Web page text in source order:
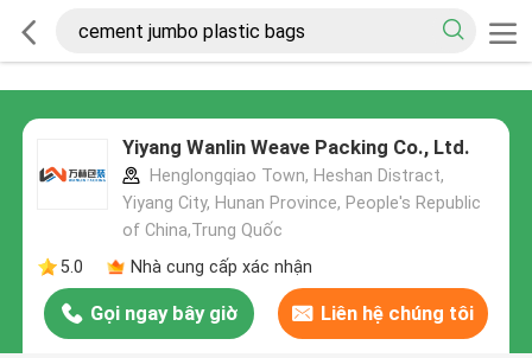
Yiyang Wanlin Weave Packing Co., Ltd.
Henglongqiao Town, Heshan Distract,
Yiyang City, Hunan Province, People's Republic
of China,Trung Quốc
5.0
Nhà cung cấp xác nhận
Gọi ngay bây giờ Liên hệ chúng tôi